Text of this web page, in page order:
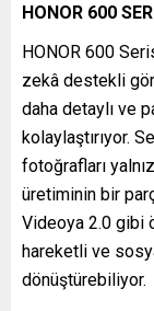
HONOR 600
HONOR 600
zekâ destekli
daha detaylı ve
kolaylaştırıyor.
fotoğrafları
üretiminin bir
Videoya 2.0 gibi
hareketli ve
dönüştürebiliyor.